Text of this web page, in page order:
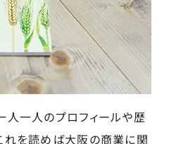
人一人のプロフィールや歴
れを読めば大阪の商業に関